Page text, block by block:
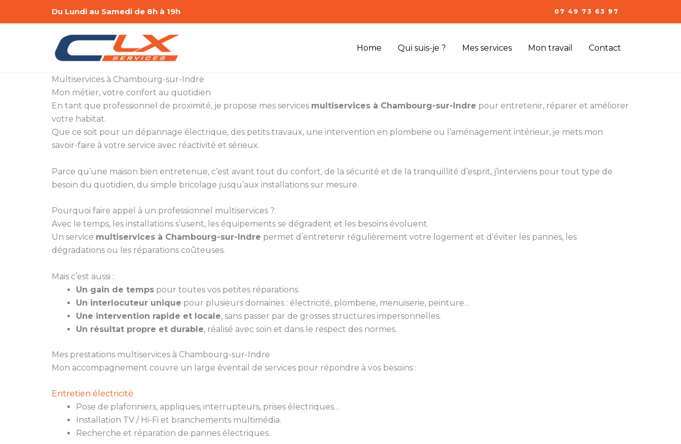
Du Lundi au Samedi de 8h à 19h 07 49 73 63 97
Home Qui suis-je ? Mes services Mon travail Contact
Multiservices à Chambourg-sur-Indre
Mon métier, votre confort au quotidien
En tant que professionnel de proximité, je propose mes services multiservices à Chambourg-sur-Indre pour entretenir, réparer et améliorer
votre habitat.
Que ce soit pour un dépannage électrique, des petits travaux, une intervention en plomberie ou l’aménagement intérieur, je mets mon
savoir-faire à votre service avec réactivité et sérieux.
Parce qu’une maison bien entretenue, c’est avant tout du confort, de la sécurité et de la tranquillité d’esprit, j’interviens pour tout type de
besoin du quotidien, du simple bricolage jusqu’aux installations sur mesure.
Pourquoi faire appel à un professionnel multiservices ?
Avec le temps, les installations s’usent, les équipements se dégradent et les besoins évoluent.
Un service multiservices à Chambourg-sur-Indre permet d’entretenir régulièrement votre logement et d’éviter les pannes, les
dégradations ou les réparations coûteuses.
Mais c’est aussi :
Un gain de temps pour toutes vos petites réparations.
Un interlocuteur unique pour plusieurs domaines : électricité, plomberie, menuiserie, peinture…
Une intervention rapide et locale, sans passer par de grosses structures impersonnelles.
Un résultat propre et durable, réalisé avec soin et dans le respect des normes.
Mes prestations multiservices à Chambourg-sur-Indre
Mon accompagnement couvre un large éventail de services pour répondre à vos besoins :
Entretien électricité
Pose de plafonniers, appliques, interrupteurs, prises électriques…
Installation TV / Hi-Fi et branchements multimédia.
Recherche et réparation de pannes électriques.